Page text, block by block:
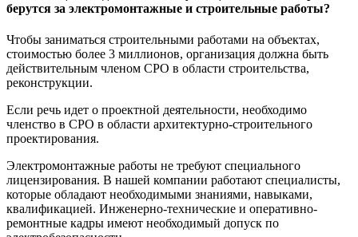
берутся за электромонтажные и строительные работы?
Чтобы заниматься строительными работами на объектах,
стоимостью более 3 миллионов, организация должна быть
действительным членом СРО в области строительства,
реконструкции.
Если речь идет о проектной деятельности, необходимо
членство в СРО в области архитектурно-строительного
проектирования.
Электромонтажные работы не требуют специального
лицензирования. В нашей компании работают специалисты,
которые обладают необходимыми знаниями, навыками,
квалификацией. Инженерно-технические и оперативно-
ремонтные кадры имеют необходимый допуск по